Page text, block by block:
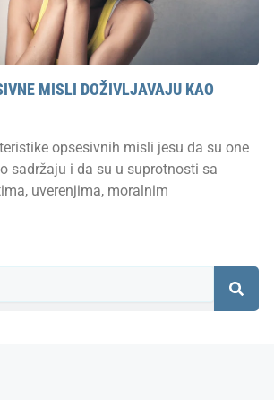
MISLI DOŽIVLJAVAJU KAO
opsesivnih misli jesu da su one
sadržaju i da su u suprotnosti sa
uverenjima, moralnim